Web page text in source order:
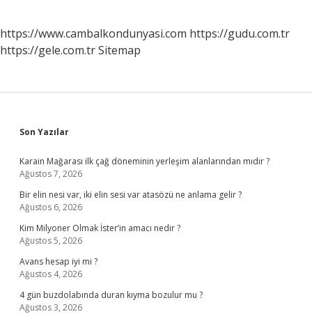
https://www.cambalkondunyasi.com https://gudu.com.tr
https://gele.com.trSitemap
Sidebar
Son Yazılar
Karain Mağarası ilk çağ döneminin yerleşim alanlarından mıdır ?
Ağustos 7, 2026
Bir elin nesi var, iki elin sesi var atasözü ne anlama gelir ?
Ağustos 6, 2026
Kim Milyoner Olmak İster’in amacı nedir ?
Ağustos 5, 2026
Avans hesap iyi mi ?
Ağustos 4, 2026
4 gün buzdolabında duran kıyma bozulur mu ?
Ağustos 3, 2026